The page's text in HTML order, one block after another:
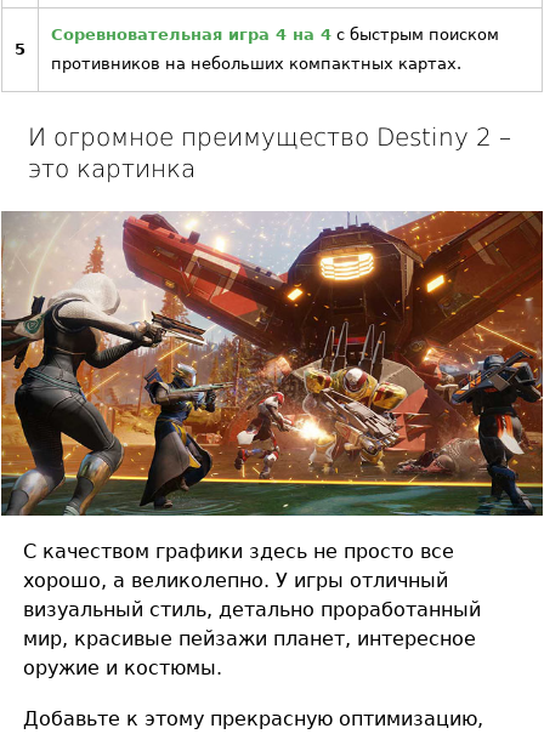
5
Соревновательная игра 4 на 4 с быстрым поиском
противников на небольших компактных картах.
И огромное преимущество Destiny 2 –
это картинка
С качеством графики здесь не просто все
хорошо, а великолепно. У игры отличный
визуальный стиль, детально проработанный
мир, красивые пейзажи планет, интересное
оружие и костюмы.
Добавьте к этому прекрасную оптимизацию,